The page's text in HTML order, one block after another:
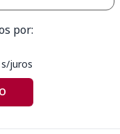
por:
juros